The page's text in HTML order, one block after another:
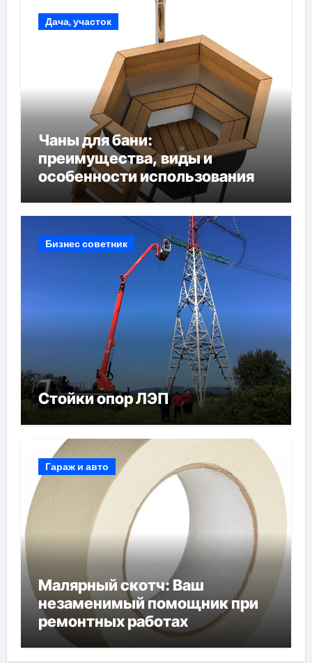
Дача, участок
Чаны для бани:
преимущества, виды и
особенности использования
Бизнес советник
Стойки опор ЛЭП
Гараж и авто
Малярный скотч: Ваш
незаменимый помощник при
ремонтных работах